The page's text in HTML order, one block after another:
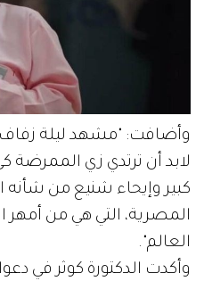
وأضافت: "مشهد ليلة زفاف
لابد أن ترتدي زي الممرضة
كبير وإيحاء شنيع من شأنه
المصرية، التي هي من
العالم".
وأكدت الدكتورة كوثر في